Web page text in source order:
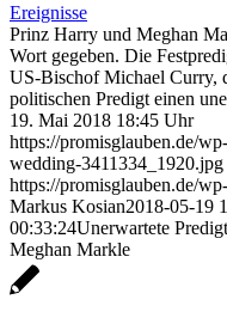
Ereignisse
Prinz Harry und Meghan
Wort gegeben. Die
US-Bischof Michael Curry,
politischen Predigt einen
19. Mai 2018 18:45 Uhr
https://promisglauben.de/
wedding-3411334_1920.jpg
https://promisglauben.de/
Markus Kosian2018-05-19
00:33:24Unerwartete
Meghan Markle